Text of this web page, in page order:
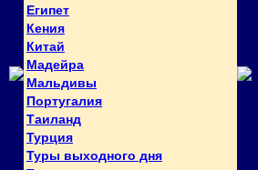
Египет
Кения
Китай
Мадейра
Мальдивы
Португалия
Таиланд
Турция
Туры выходного дня